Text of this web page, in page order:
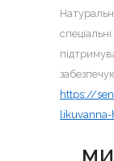
https://
likuvanna-